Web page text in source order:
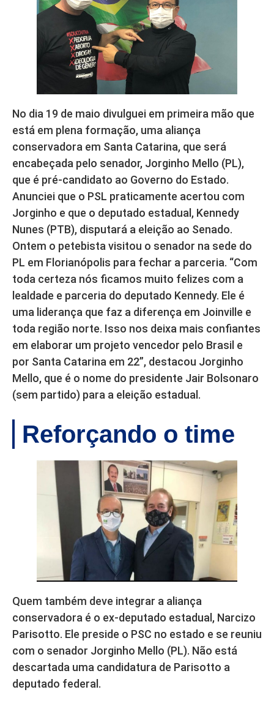
No dia 19 de maio divulguei em primeira mão que
está em plena formação, uma aliança
conservadora em Santa Catarina, que será
encabeçada pelo senador, Jorginho Mello (PL),
que é pré-candidato ao Governo do Estado.
Anunciei que o PSL praticamente acertou com
Jorginho e que o deputado estadual, Kennedy
Nunes (PTB), disputará a eleição ao Senado.
Ontem o petebista visitou o senador na sede do
PL em Florianópolis para fechar a parceria. “Com
toda certeza nós ficamos muito felizes com a
lealdade e parceria do deputado Kennedy. Ele é
uma liderança que faz a diferença em Joinville e
toda região norte. Isso nos deixa mais confiantes
em elaborar um projeto vencedor pelo Brasil e
por Santa Catarina em 22”, destacou Jorginho
Mello, que é o nome do presidente Jair Bolsonaro
(sem partido) para a eleição estadual.
Reforçando o time
Quem também deve integrar a aliança
conservadora é o ex-deputado estadual, Narcizo
Parisotto. Ele preside o PSC no estado e se reuniu
com o senador Jorginho Mello (PL). Não está
descartada uma candidatura de Parisotto a
deputado federal.